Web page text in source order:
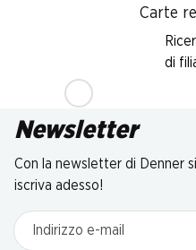
Carte
di
Newsletter
Con la newsletter di Denner
iscriva adesso!
Indirizzo e-mail